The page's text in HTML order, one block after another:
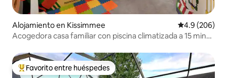
Alojamiento en Kissimmee Calificación
4.9 (206)
Acogedora casa familiar con piscina climatizada a 15 min
Favorito entre huéspedes preferido
Favorito entre huéspedes